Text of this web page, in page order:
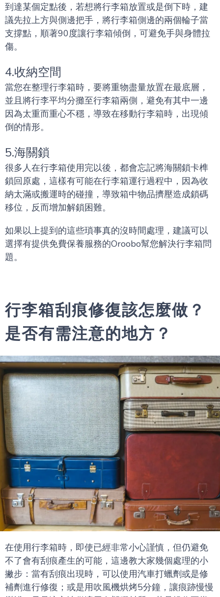
到達某個定點後，若想將行李箱放置或是倒下時，建
議先拉上方與側邊把手，將行李箱側邊的兩個輪子當
支撐點，順著90度讓行李箱傾倒，可避免手與身體拉
傷。
4.收納空間
當您在整理行李箱時，要將重物盡量放置在最底層，
並且將行李平均分攤至行李箱兩側，避免有其中一邊
因為太重而重心不穩，導致在移動行李箱時，出現傾
倒的情形。
5.海關鎖
很多人在行李箱使用完以後，都會忘記將海關鎖卡榫
鎖回原處，這樣有可能在行李箱運行過程中，因為收
納太滿或搬運時的碰撞，導致箱中物品擠壓造成鎖碼
移位，反而增加解鎖困難。
如果以上提到的這些瑣事真的沒時間處理，建議可以
選擇有提供免費保養服務的Oroobo幫您解決行李箱問
題。
行李箱刮痕修復該怎麼做？
是否有需注意的地方？
在使用行李箱時，即使已經非常小心謹慎，但仍避免
不了會有刮痕產生的可能，這邊教大家幾個處理的小
撇步：當有刮痕出現時，可以使用汽車打蠟劑或是修
補劑進行修復；或是用吹風機烘烤5分鐘，讓痕跡慢慢